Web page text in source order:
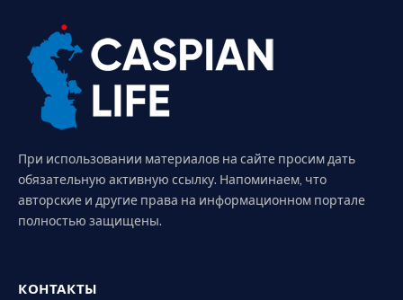
При использовании материалов на сайте просим дать
обязательную активную ссылку. Напоминаем, что
авторские и другие права на информационном портале
полностью защищены.
КОНТАКТЫ